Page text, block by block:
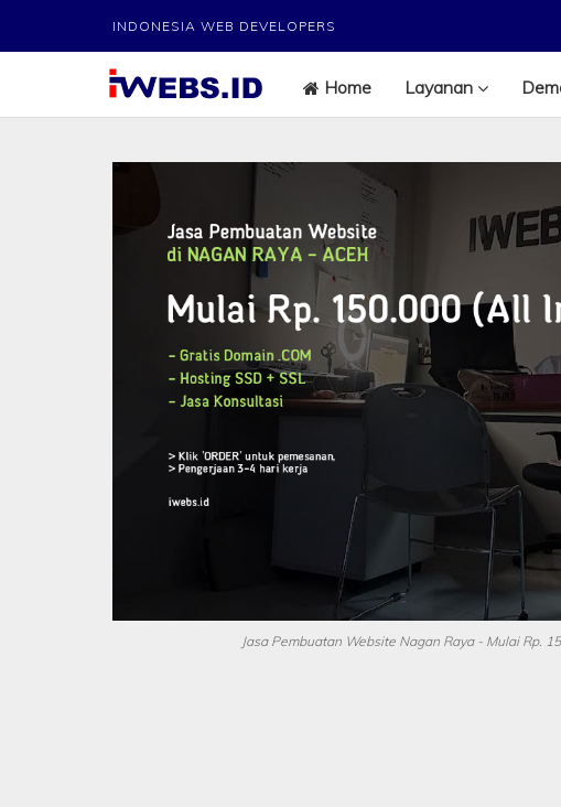
INDONESIA WEB DEVELOPERS
Home Layanan
Jasa Pembuatan Website Nagan Raya - Mulai Rp.